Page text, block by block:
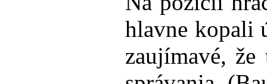
hlavne kopali
zaujímavé,